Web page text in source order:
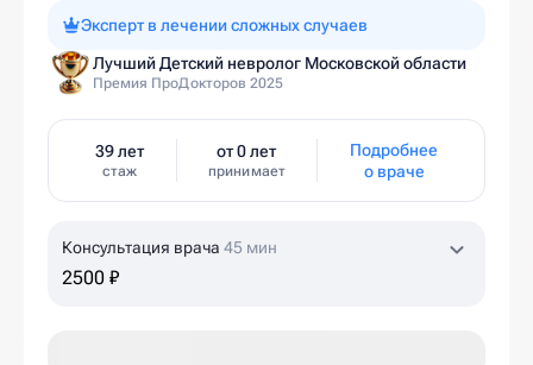
Эксперт в лечении сложных случаев
Лучший Детский невролог Московской области
Премия ПроДокторов 2025
39 лет
стаж
от 0 лет
принимает
Подробнее
о враче
Консультация врача 45 мин
2500 ₽